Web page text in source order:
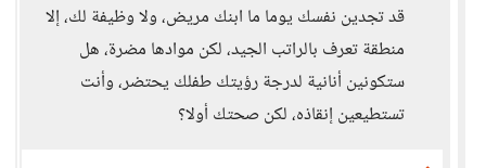
قد تجدين نفسك يوما ما ابنك مريض، ولا وظيفة لك، إلا
منطقة تعرف بالراتب الجيد، لكن موادها مضرة، هل
ستكونين أنانية لدرجة رؤيتك طفلك يحتضر، وأنت
تستطيعين إنقاذه، لكن صحتك أولا؟